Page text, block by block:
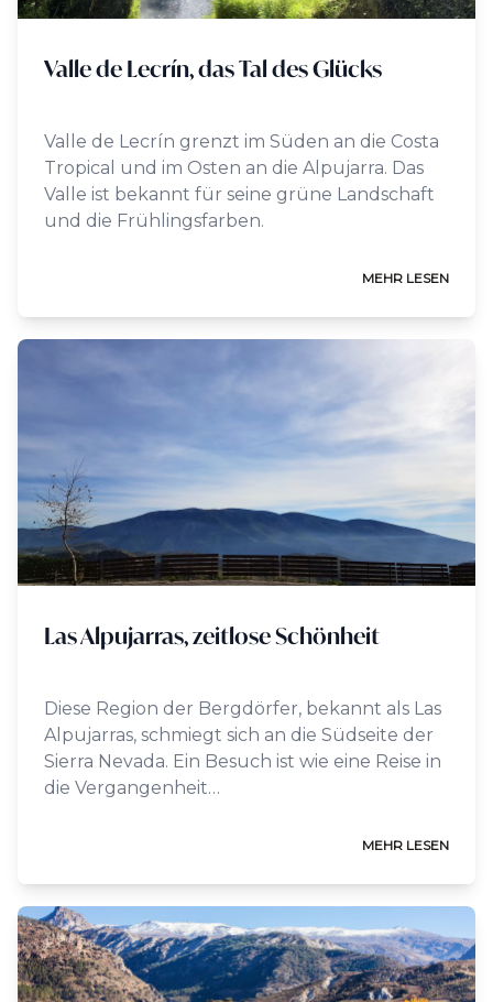
Valle de Lecrín, das Tal des Glücks
Valle de Lecrín grenzt im Süden an die Costa
Tropical und im Osten an die Alpujarra. Das
Valle ist bekannt für seine grüne Landschaft
und die Frühlingsfarben.
MEHR LESEN
Las Alpujarras, zeitlose Schönheit
Diese Region der Bergdörfer, bekannt als Las
Alpujarras, schmiegt sich an die Südseite der
Sierra Nevada. Ein Besuch ist wie eine Reise in
die Vergangenheit…
MEHR LESEN